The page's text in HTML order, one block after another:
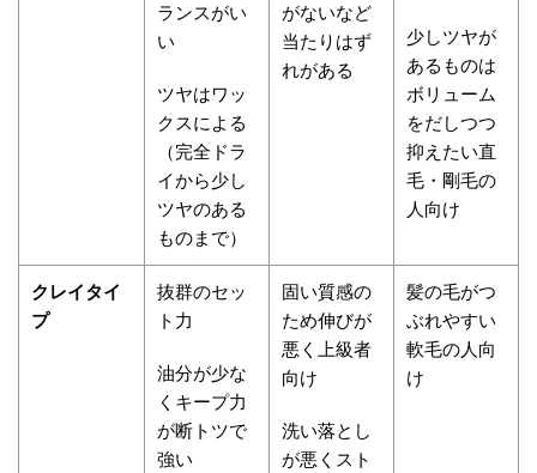
ランスがい
い
ツヤはワッ
クスによる
（完全ドラ
イから少し
ツヤのある
ものまで）
がないなど
当たりはず
れがある
少しツヤが
あるものは
ボリューム
をだしつつ
抑えたい直
毛・剛毛の
人向け
クレイタイ
プ
抜群のセッ
ト力
油分が少な
くキープ力
が断トツで
強い
固い質感の
ため伸びが
悪く上級者
向け
洗い落とし
が悪くスト
髪の毛がつ
ぶれやすい
軟毛の人向
け